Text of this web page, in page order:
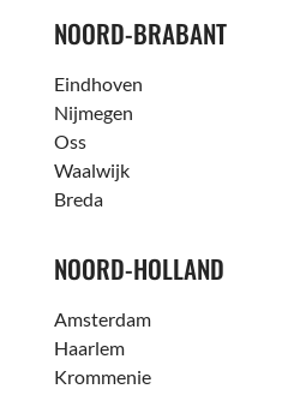
NOORD-BRABANT
Eindhoven
Nijmegen
Oss
Waalwijk
Breda
NOORD-HOLLAND
Amsterdam
Haarlem
Krommenie